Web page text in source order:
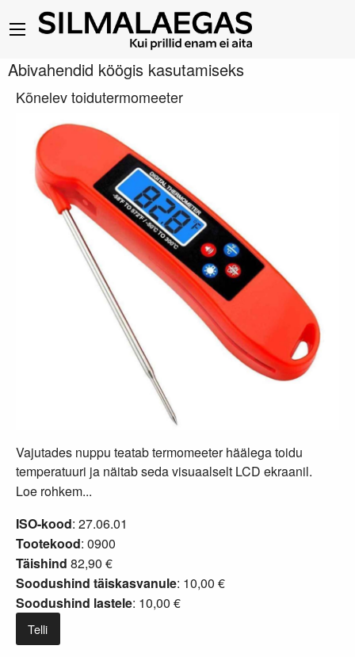
Abivahendid köögis kasutamiseks
Kõnelev toidutermomeeter
Vajutades nuppu teatab termomeeter häälega toidu
temperatuuri ja näitab seda visuaalselt LCD ekraanil.
Loe rohkem...
ISO-kood: 27.06.01
Tootekood: 0900
Täishind 82,90 €
Soodushind täiskasvanule: 10,00 €
Soodushind lastele: 10,00 €
Telli